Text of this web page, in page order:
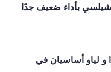
بأداء ضعيف جدًا
و لياو أساسيان في